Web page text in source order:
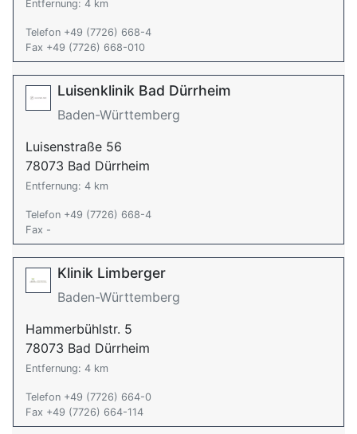
Entfernung: 4 km
Telefon +49 (7726) 668-4
Fax +49 (7726) 668-010
Luisenklinik Bad Dürrheim
Baden-Württemberg
Luisenstraße 56
78073 Bad Dürrheim
Entfernung: 4 km
Telefon +49 (7726) 668-4
Fax -
Klinik Limberger
Baden-Württemberg
Hammerbühlstr. 5
78073 Bad Dürrheim
Entfernung: 4 km
Telefon +49 (7726) 664-0
Fax +49 (7726) 664-114